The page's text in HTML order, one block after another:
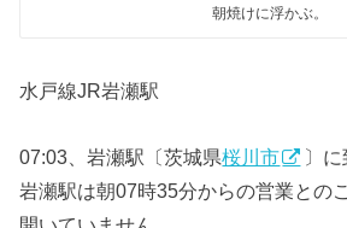
朝焼けに浮かぶ。
水戸線JR岩瀬駅
07:03、岩瀬駅〔茨城県桜川市
〕に
岩瀬駅は朝07時35分からの営業との